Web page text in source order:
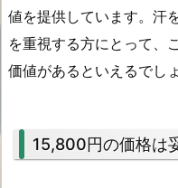
値を提供しています。汗
を重視する方にとって、
価値があるといえるでしょ
15,800円の価格は